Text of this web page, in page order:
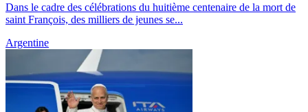
Dans le cadre des célébrations du huitième centenaire de la mort de
saint François, des milliers de jeunes se...
Argentine